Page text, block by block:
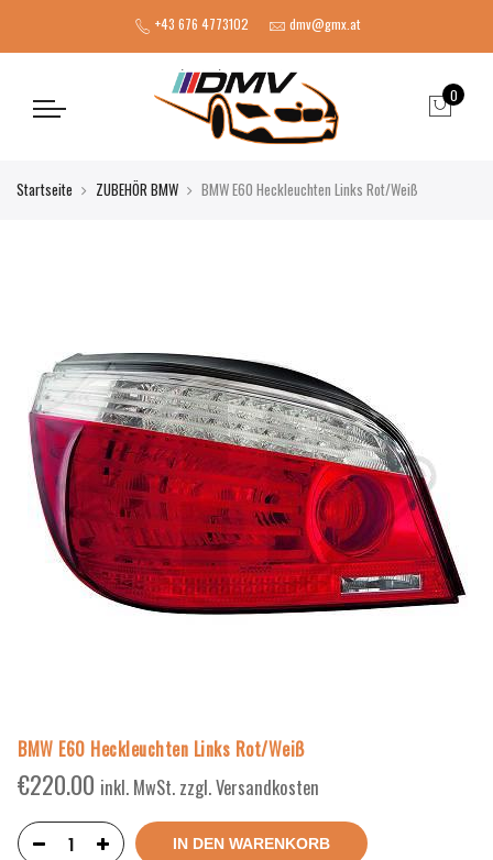
+43 676 4773102 dmv@gmx.at
0
Startseite ZUBEHÖR BMW BMW E60 Heckleuchten Links Rot/Weiß
BMW E60 Heckleuchten Links Rot/Weiß
€220.00 inkl. MwSt. zzgl. Versandkosten
IN DEN WARENKORB